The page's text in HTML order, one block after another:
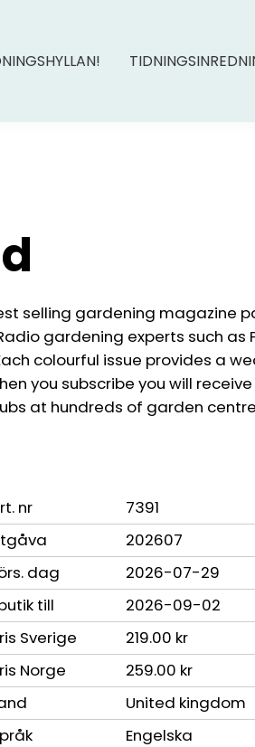
selling gardening magazine
gardening experts such as
colourful issue provides a
you subscribe you will
at hundreds of garden
nr
7391
202607
dag
2026-07-29
till
2026-09-02
Sverige
219.00 kr
Norge
259.00 kr
United kingdom
Engelska